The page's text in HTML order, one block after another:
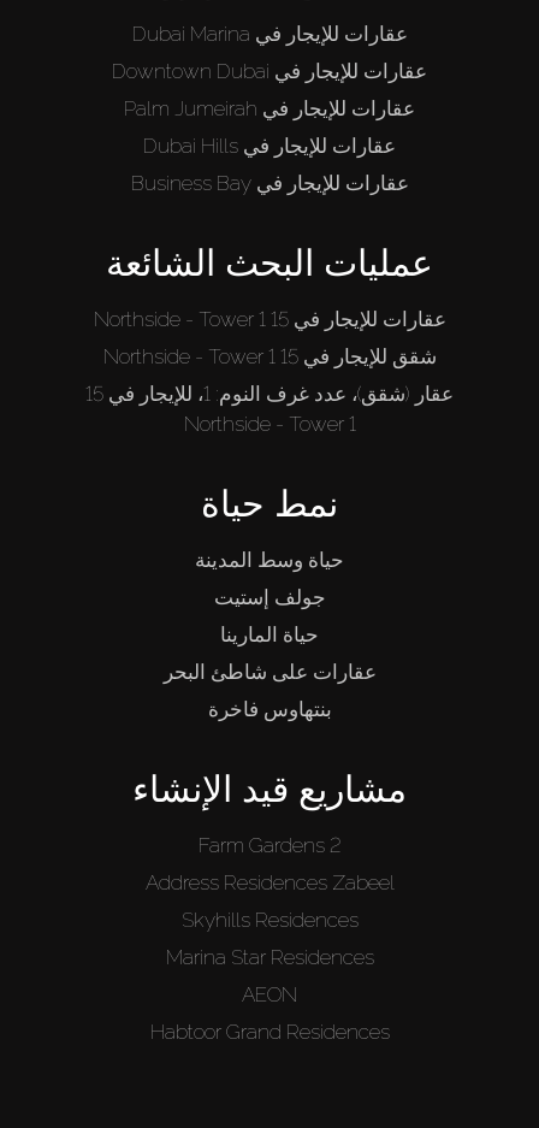
عقارات للإيجار في Dubai Marina
عقارات للإيجار في Downtown Dubai
عقارات للإيجار في Palm Jumeirah
عقارات للإيجار في Dubai Hills
عقارات للإيجار في Business Bay
عمليات البحث الشائعة
عقارات للإيجار في 15 Northside - Tower 1
شقق للإيجار في 15 Northside - Tower 1
عقار (شقق)، عدد غرف النوم: 1، للإيجار في 15
Northside - Tower 1
نمط حياة
حياة وسط المدينة
جولف إستيت
حياة المارينا
عقارات على شاطئ البحر
بنتهاوس فاخرة
مشاريع قيد الإنشاء
Farm Gardens 2
Address Residences Zabeel
Skyhills Residences
Marina Star Residences
AEON
Habtoor Grand Residences